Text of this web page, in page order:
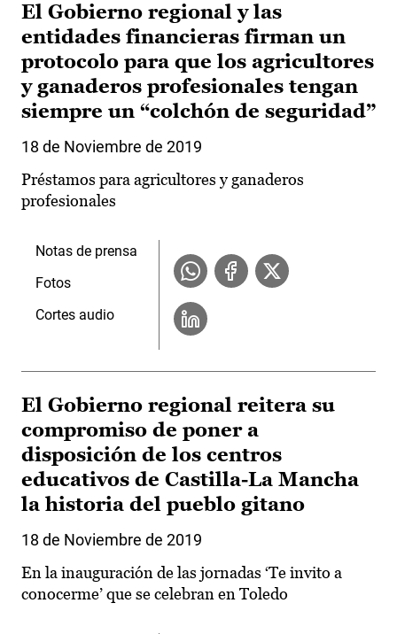
El Gobierno regional y las
entidades financieras firman un
protocolo para que los agricultores
y ganaderos profesionales tengan
siempre un “colchón de seguridad”
18 de Noviembre de 2019
Préstamos para agricultores y ganaderos
profesionales
Notas de prensa
Fotos
Cortes audio
El Gobierno regional reitera su
compromiso de poner a
disposición de los centros
educativos de Castilla-La Mancha
la historia del pueblo gitano
18 de Noviembre de 2019
En la inauguración de las jornadas ‘Te invito a
conocerme’ que se celebran en Toledo